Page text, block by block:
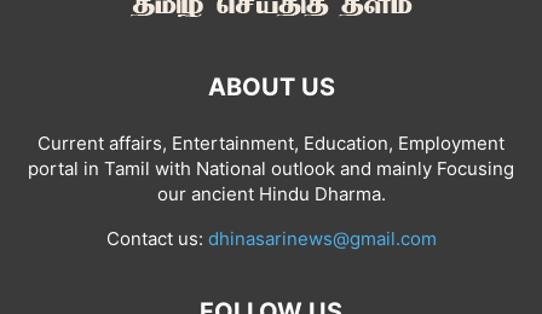
ABOUT US
Current affairs, Entertainment, Education, Employment
portal in Tamil with National outlook and mainly Focusing
our ancient Hindu Dharma.
Contact us: dhinasarinews@gmail.com